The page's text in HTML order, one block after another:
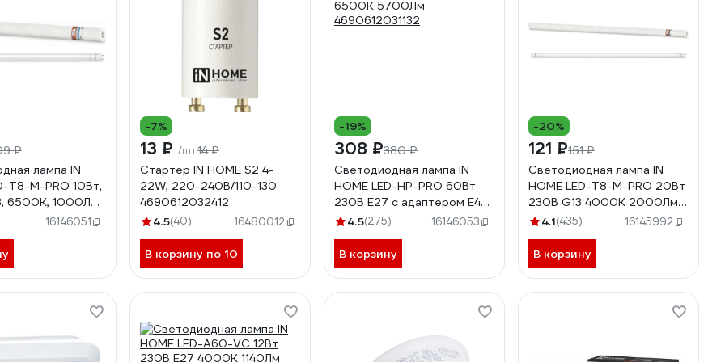
₽
лампа IN
T8-М-PRO 10Вт,
6500К, 1000Лм,
16146051
-7%
13 ₽ /шт14 ₽
Стартер IN HOME S2 4-
22W, 220-240В/110-130
4690612032412
4.5(40) 16480012
В корзину по 10
-19%
308 ₽380 ₽
Светодиодная лампа IN
HOME LED-HP-PRO 60Вт
230В E27 с адаптером Е40
6500К 5700Лм
4.5(275) 16146053
В корзину
-20%
121 ₽151 ₽
Светодиодная лампа IN
HOME LED-T8-М-PRO 20Вт
230В G13 4000К 2000Лм
1200мм матовая
4.1(435) 16145992
В корзину